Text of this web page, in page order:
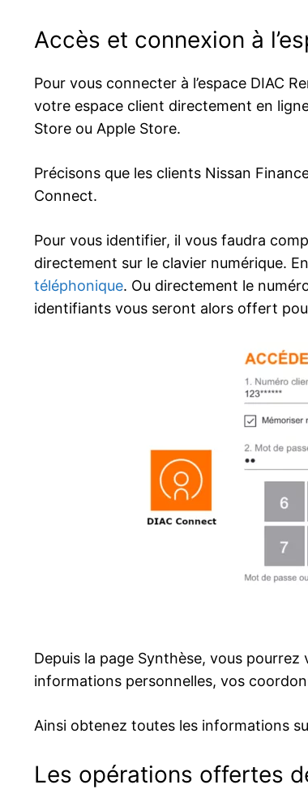
Accès et connexion à
Pour vous connecter à l’espace DIAC
votre espace client directement en
Store ou Apple Store.
Précisons que les clients Nissan
Connect.
Pour vous identifier, il vous faudra
directement sur le clavier numérique.
téléphonique. Ou directement le
identifiants vous seront alors offert
Depuis la page Synthèse, vous
informations personnelles, vos
Ainsi obtenez toutes les informations
Les opérations offertes